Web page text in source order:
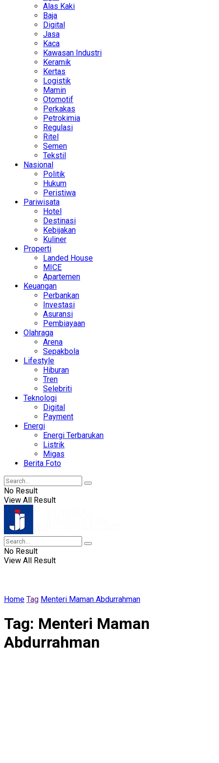
Alas Kaki
Baja
Digital
Jasa
Kaca
Kawasan Industri
Keramik
Kertas
Logistik
Mamin
Otomotif
Perkakas
Petrokimia
Regulasi
Ritel
Semen
Tekstil
Nasional
Politik
Hukum
Peristiwa
Pariwisata
Hotel
Destinasi
Kebijakan
Kuliner
Properti
Landed House
MICE
Apartemen
Keuangan
Perbankan
Investasi
Asuransi
Pembiayaan
Olahraga
Arena
Sepakbola
Lifestyle
Hiburan
Tren
Selebriti
Teknologi
Digital
Payment
Energi
Energi Terbarukan
Listrik
Migas
Berita Foto
No Result
View All Result
No Result
View All Result
Home Tag Menteri Maman Abdurrahman
Tag: Menteri Maman
Abdurrahman